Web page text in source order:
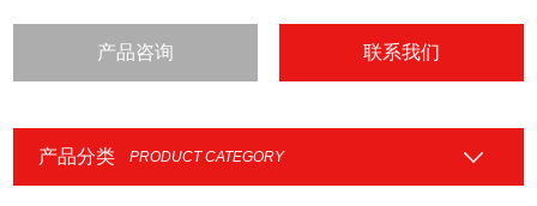
产品咨询 联系我们
产品分类 PRODUCT CATEGORY